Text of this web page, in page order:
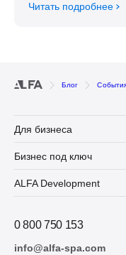
Читать подробнее
Блог
Для бизнеса
Бизнес под ключ
ALFA Development
0 800 750 153
info@alfa-spa.com